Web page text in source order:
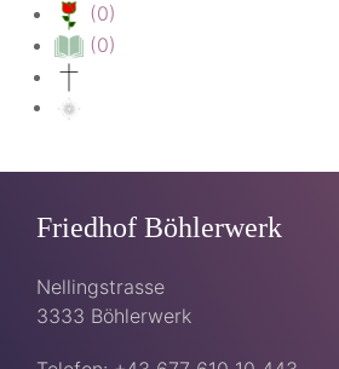
(0)
(0)
Friedhof Böhlerwerk
Nellingstrasse
3333 Böhlerwerk